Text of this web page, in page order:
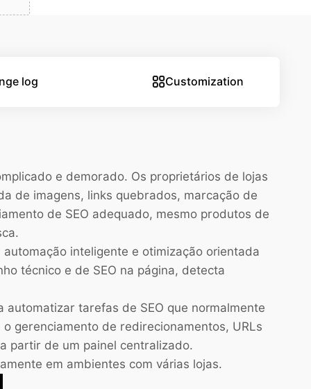
log Customization
e demorado. Os proprietários de lojas
de imagens, links quebrados, marcação de
de SEO adequado, mesmo produtos de
inteligente e otimização orientada
técnico e de SEO na página, detecta
tarefas de SEO que normalmente
gerenciamento de redirecionamentos, URLs
partir de um painel centralizado.
em ambientes com várias lojas.